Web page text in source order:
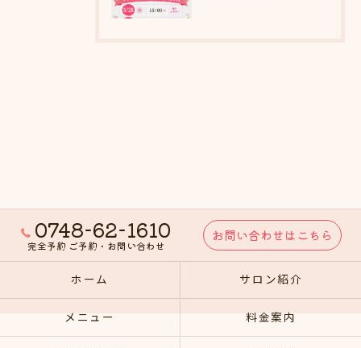
0748-62-1610
完全予約 ご予約・お問い合わせ
お問い合わせはこちら
ホーム サロン紹介
メニュー 料金案内